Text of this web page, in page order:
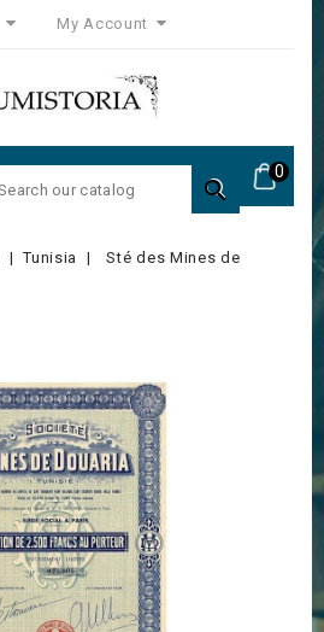
My Account
0

Tunisia
Sté des Mines de